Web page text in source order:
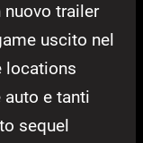
trailer
uscito nel
locations
e tanti
sequel